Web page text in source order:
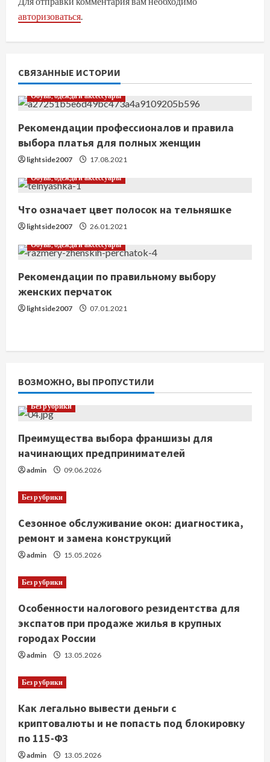
и
ч
т
е
н
и
е
авторизоваться.
СВЯЗАННЫЕ ИСТОРИИ
Обувь, одежда и аксессуары
Рекомендации профессионалов и правила
выбора платья для полных женщин
lightside2007
17.08.2021
Обувь, одежда и аксессуары
Что означает цвет полосок на тельняшке
lightside2007
26.01.2021
Обувь, одежда и аксессуары
Рекомендации по правильному выбору
женских перчаток
lightside2007 07.01.2021
ВОЗМОЖНО, ВЫ ПРОПУСТИЛИ
Без рубрики
Преимущества выбора франшизы для
начинающих предпринимателей
admin 09.06.2026
Без рубрики
Сезонное обслуживание окон: диагностика,
ремонт и замена конструкций
admin 15.05.2026
Без рубрики
Особенности налогового резидентства для
экспатов при продаже жилья в крупных
городах России
admin 13.05.2026
Без рубрики
Как легально вывести деньги с
криптовалюты и не попасть под блокировку
по 115-ФЗ
admin 13.05.2026